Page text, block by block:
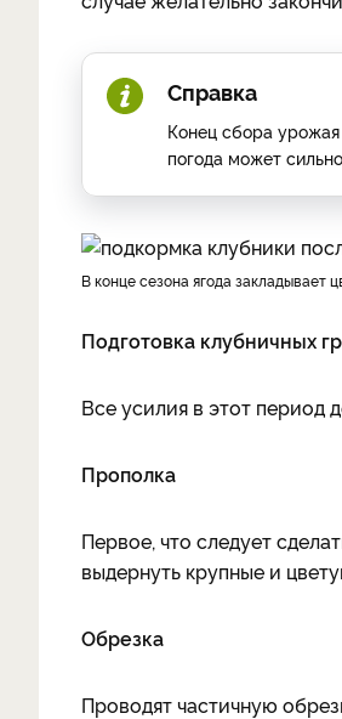
Справка
Конец сбора
погода может
В конце сезона ягода
Подготовка клубничных
Все усилия в этот период
Прополка
Первое, что следует
выдернуть крупные и
Обрезка
Проводят частичную